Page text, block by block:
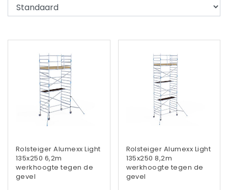
Rolsteiger Alumexx Light
135x250 6,2m
werkhoogte tegen de
gevel
Rolsteiger Alumexx Light
135x250 8,2m
werkhoogte tegen de
gevel